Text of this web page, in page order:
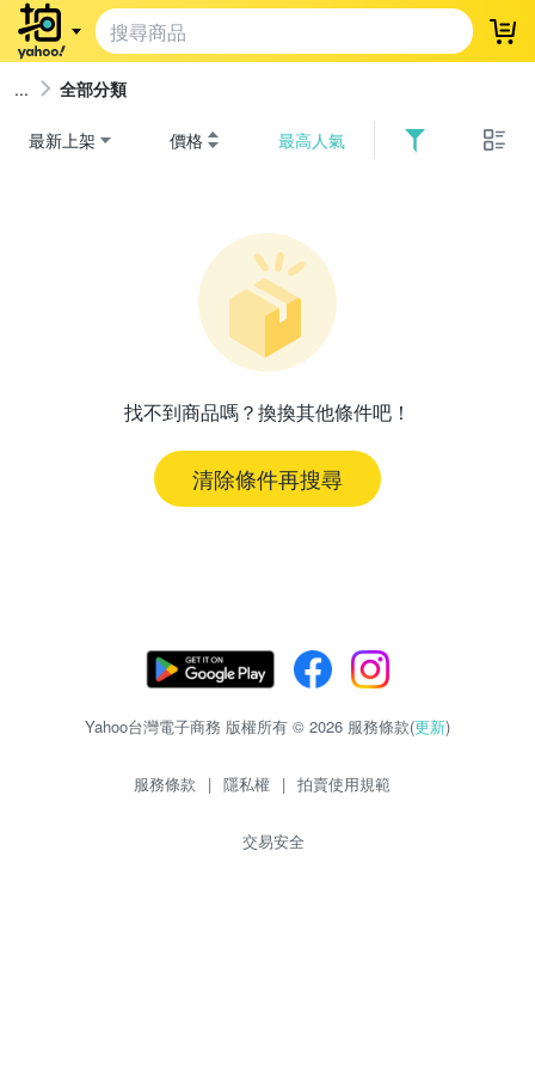
登
全部分類
最新上架 價格 最高人氣
找不到商品嗎？換換其他條件吧！
清除條件再搜尋
Yahoo台灣電子商務 版權所有 © 2026 服務條款(更新)
服務條款 | 隱私權 | 拍賣使用規範
交易安全